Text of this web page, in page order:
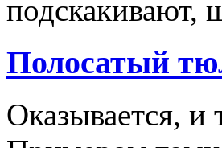
Полосатый
Оказывается,